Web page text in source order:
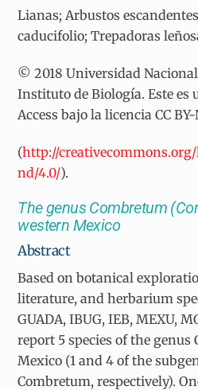
Lianas; Arbustos
caducifolio; Trepadoras
© 2018 Universidad
Instituto de Biología. Este es
Access bajo la licencia CC
(http://
nd/4.0/).
The genus Combretum
western Mexico
Abstract
Based on botanical
literature, and herbarium
GUADA, IBUG, IEB, MEXU,
report 5 species of the
Mexico (1 and 4 of the
Combretum, respectively).